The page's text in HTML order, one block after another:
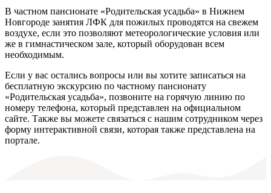
В частном пансионате «Родительская усадьба» в Нижнем
Новгороде занятия ЛФК для пожилых проводятся на свежем
воздухе, если это позволяют метеорологические условия или
же в гимнастическом зале, который оборудован всем
необходимым.
Если у вас остались вопросы или вы хотите записаться на
бесплатную экскурсию по частному пансионату
«Родительская усадьба», позвоните на горячую линию по
номеру телефона, который представлен на официальном
сайте. Также вы можете связаться с нашим сотрудником через
форму интерактивной связи, которая также представлена на
портале.